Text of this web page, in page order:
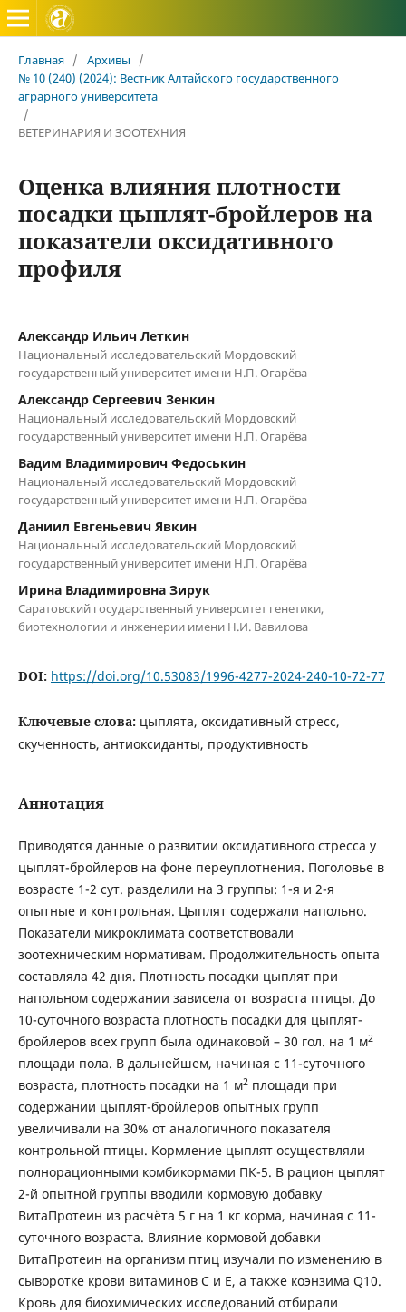
Вестник Алтайского государственного аграрного
Главная / Архивы
/
№ 10 (240) (2024): Вестник Алтайского государственного
аграрного университета
/
ВЕТЕРИНАРИЯ И ЗООТЕХНИЯ
Оценка влияния плотности
посадки цыплят-бройлеров на
показатели оксидативного
профиля
Александр Ильич Леткин
Национальный исследовательский Мордовский
государственный университет имени Н.П. Огарёва
Александр Сергеевич Зенкин
Национальный исследовательский Мордовский
государственный университет имени Н.П. Огарёва
Вадим Владимирович Федоськин
Национальный исследовательский Мордовский
государственный университет имени Н.П. Огарёва
Даниил Евгеньевич Явкин
Национальный исследовательский Мордовский
государственный университет имени Н.П. Огарёва
Ирина Владимировна Зирук
Саратовский государственный университет генетики,
биотехнологии и инженерии имени Н.И. Вавилова
DOI: https://doi.org/10.53083/1996-4277-2024-240-10-72-77
Ключевые слова: цыплята, оксидативный стресс,
скученность, антиоксиданты, продуктивность
Аннотация
Приводятся данные о развитии оксидативного стресса у
цыплят-бройлеров на фоне переуплотнения. Поголовье в
возрасте 1-2 сут. разделили на 3 группы: 1-я и 2-я
опытные и контрольная. Цыплят содержали напольно.
Показатели микроклимата соответствовали
зоотехническим нормативам. Продолжительность опыта
составляла 42 дня. Плотность посадки цыплят при
напольном содержании зависела от возраста птицы. До
10-суточного возраста плотность посадки для цыплят-
бройлеров всех групп была одинаковой – 30 гол. на 1 м2
площади пола. В дальнейшем, начиная с 11-суточного
возраста, плотность посадки на 1 м2площади при
содержании цыплят-бройлеров опытных групп
увеличивали на 30% от аналогичного показателя
контрольной птицы. Кормление цыплят осуществляли
полнорационными комбикормами ПК-5. В рацион цыплят
2-й опытной группы вводили кормовую добавку
ВитаПротеин из расчёта 5 г на 1 кг корма, начиная с 11-
суточного возраста. Влияние кормовой добавки
ВитаПротеин на организм птиц изучали по изменению в
сыворотке крови витаминов C и E, а также коэнзима Q10.
Кровь для биохимических исследований отбирали